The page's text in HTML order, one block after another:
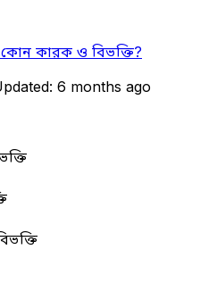
কোন কারক ও বিভক্তি?
6 months ago